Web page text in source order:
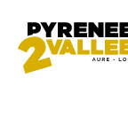
contenu